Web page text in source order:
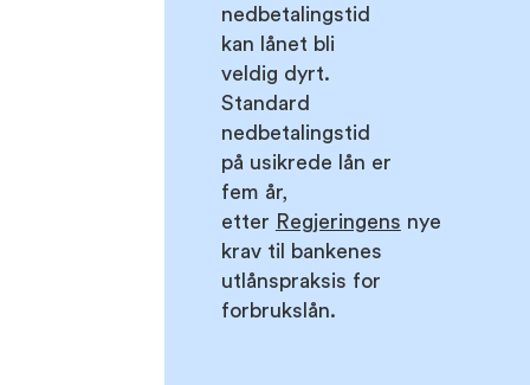
nedbetalingstid
kan lånet bli
veldig dyrt.
Standard
nedbetalingstid
på usikrede lån er
fem år,
etter Regjeringens nye
krav til bankenes
utlånspraksis for
forbrukslån.